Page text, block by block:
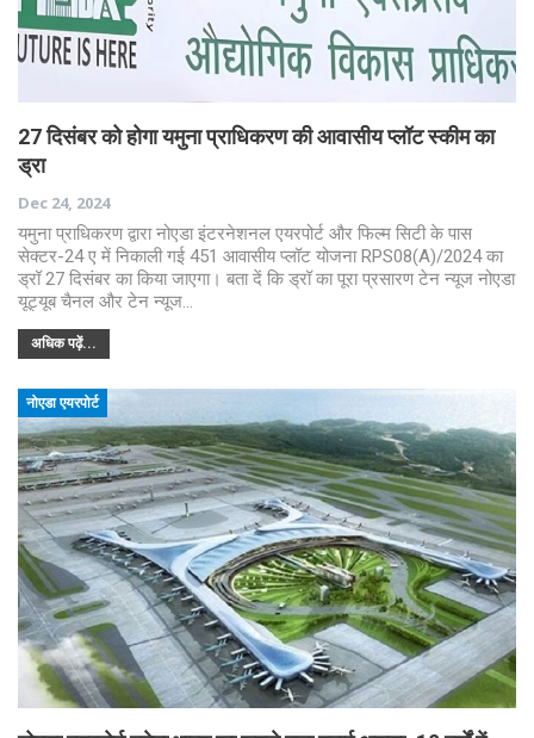
27 दिसंबर को होगा यमुना प्राधिकरण की आवासीय प्लॉट स्कीम का
ड्रा
Dec 24, 2024
यमुना प्राधिकरण द्वारा नोएडा इंटरनेशनल एयरपोर्ट और फिल्म सिटी के पास
सेक्टर-24 ए में निकाली गई 451 आवासीय प्लॉट योजना RPS08(A)/2024 का
ड्रॉ 27 दिसंबर का किया जाएगा। बता दें कि ड्रॉ का पूरा प्रसारण टेन न्यूज नोएडा
यूट्यूब चैनल और टेन न्यूज…
अधिक पढ़ें...
नोएडा एयरपोर्ट